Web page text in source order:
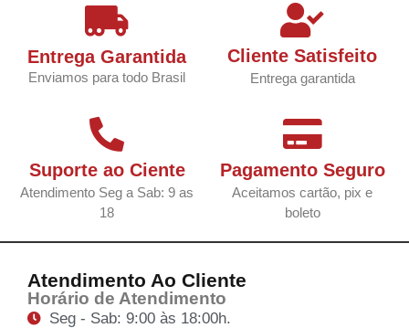
Entrega Garantida
Enviamos para todo Brasil
Cliente Satisfeito
Entrega garantida
Suporte ao Ciente
Atendimento Seg a Sab: 9 as
18
Pagamento Seguro
Aceitamos cartão, pix e
boleto
Atendimento Ao Cliente
Horário de Atendimento
Seg - Sab: 9:00 às 18:00h.